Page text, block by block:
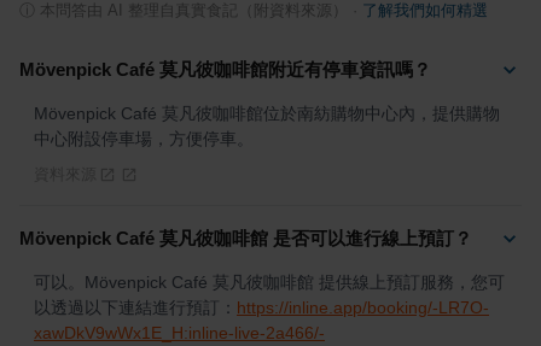
本問答由 AI 整理自真實食記（附資料來源） 了解我們如何精選
Mövenpick Café 莫凡彼咖啡館附近有停車資訊嗎？
Mövenpick Café 莫凡彼咖啡館位於南紡購物中心內，提供購物
中心附設停車場，方便停車。
Mövenpick Café 莫凡彼咖啡館 是否可以進行線上預訂？
可以。Mövenpick Café 莫凡彼咖啡館 提供線上預訂服務，您可
以透過以下連結進行預訂： https://inline.app/booking/-LR7O-
xawDkV9wWx1E_H:inline-live-2a466/-